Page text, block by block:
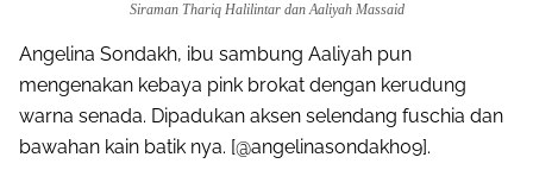
Siraman Thariq Halilintar dan Aaliyah Massaid
Angelina Sondakh, ibu sambung Aaliyah pun
mengenakan kebaya pink brokat dengan kerudung
warna senada. Dipadukan aksen selendang fuschia dan
bawahan kain batik nya. [@angelinasondakh09].